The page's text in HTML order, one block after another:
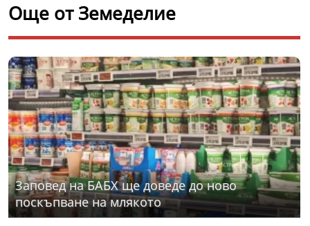
Още от Земеделие
Заповед на БАБХ ще доведе до ново
поскъпване на млякото